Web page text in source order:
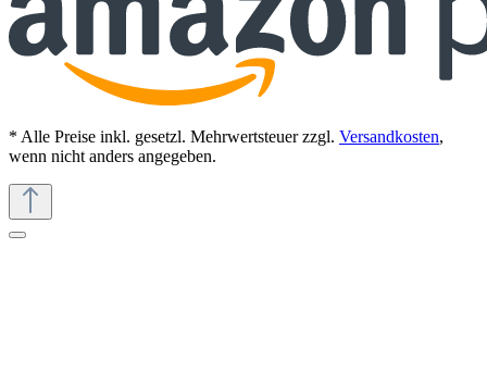
* Alle Preise inkl. gesetzl. Mehrwertsteuer zzgl. Versandkosten,
wenn nicht anders angegeben.